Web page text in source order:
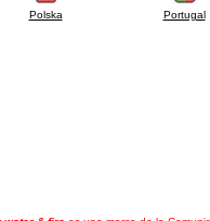
Polska Portugal